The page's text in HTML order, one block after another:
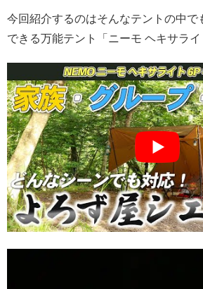
今回紹介するのはそんなテントの中で
できる万能テント「ニーモ ヘキサライ